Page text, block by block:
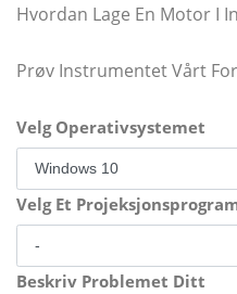
Hvordan Lage En Motor I
Prøv Instrumentet Vårt
Velg Operativsystemet
Velg Et
Beskriv Problemet Ditt